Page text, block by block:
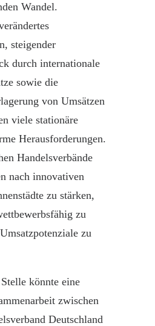
Wandel.
steigender
durch internationale
sowie die
von Umsätzen
viele stationäre
Herausforderungen.
Handelsverbände
nach innovativen
zu stärken,
zu
zu
könnte eine
zwischen
Deutschland